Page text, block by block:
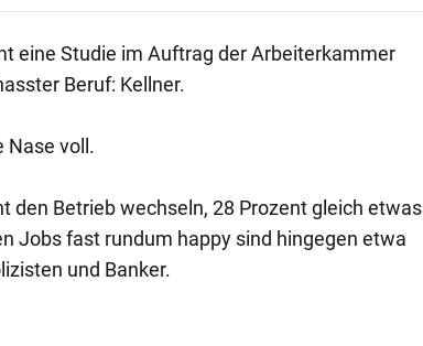
eine Studie im Auftrag der Arbeiterkammer
Beruf: Kellner.
Nase voll.
den Betrieb wechseln, 28 Prozent gleich etwas
Jobs fast rundum happy sind hingegen etwa
und Banker.